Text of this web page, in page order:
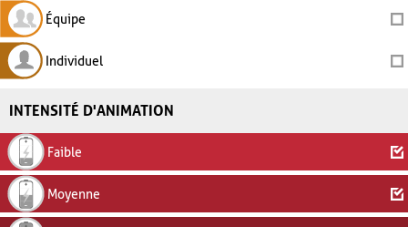
Équipe
Individuel
INTENSITÉ D'ANIMATION
Faible
Moyenne